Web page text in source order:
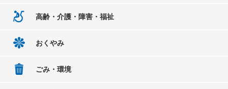
高齢・介護・障害・福祉
おくやみ
ごみ・環境